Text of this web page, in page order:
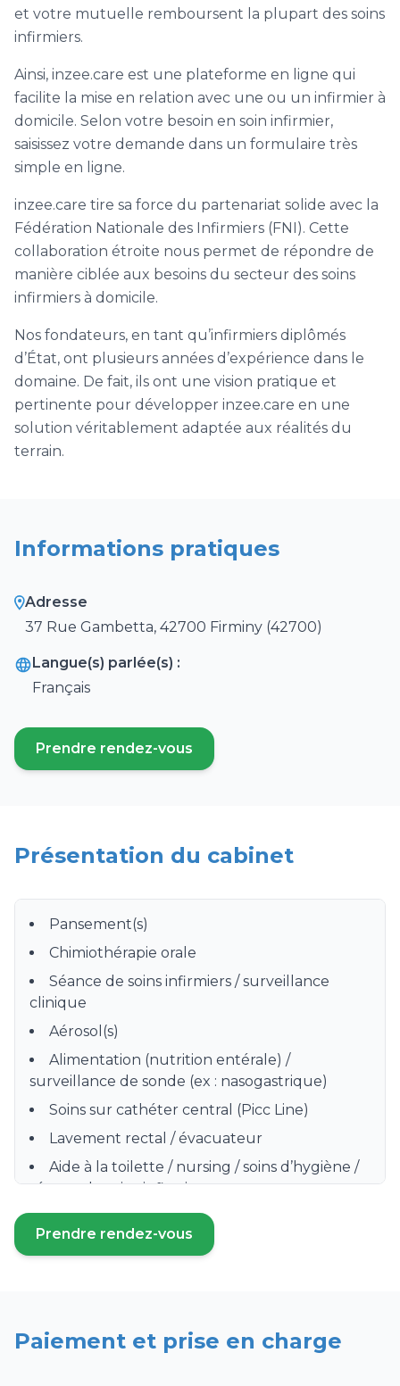
et votre mutuelle remboursent la plupart des soins
infirmiers.
Ainsi, inzee.care est une plateforme en ligne qui
facilite la mise en relation avec une ou un infirmier à
domicile. Selon votre besoin en soin infirmier,
saisissez votre demande dans un formulaire très
simple en ligne.
inzee.care tire sa force du partenariat solide avec la
Fédération Nationale des Infirmiers (FNI). Cette
collaboration étroite nous permet de répondre de
manière ciblée aux besoins du secteur des soins
infirmiers à domicile.
Nos fondateurs, en tant qu’infirmiers diplômés
d’État, ont plusieurs années d’expérience dans le
domaine. De fait, ils ont une vision pratique et
pertinente pour développer inzee.care en une
solution véritablement adaptée aux réalités du
terrain.
Informations pratiques
Adresse
37 Rue Gambetta, 42700 Firminy (42700)
Langue(s) parlée(s) :
Français
Prendre rendez-vous
(ouvre un nouvel onglet)
Présentation du cabinet
Pansement(s)
Chimiothérapie orale
Séance de soins infirmiers / surveillance
clinique
Aérosol(s)
Alimentation (nutrition entérale) /
surveillance de sonde (ex : nasogastrique)
Soins sur cathéter central (Picc Line)
Lavement rectal / évacuateur
Aide à la toilette / nursing / soins d’hygiène /
séance de soins infirmiers
Préparation, distribution et surveillance de
prise de médicament
Surveillance clinique hebdomadaire
Prendre rendez-vous
(ouvre un nouvel onglet)
Paiement et prise en charge